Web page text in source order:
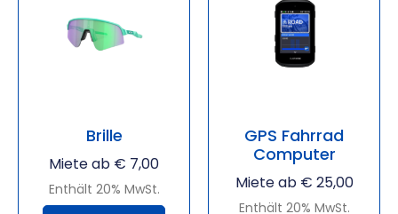
Brille
Miete ab € 7,00
Enthält 20% MwSt.
GPS Fahrrad
Computer
Miete ab € 25,00
Enthält 20% MwSt.